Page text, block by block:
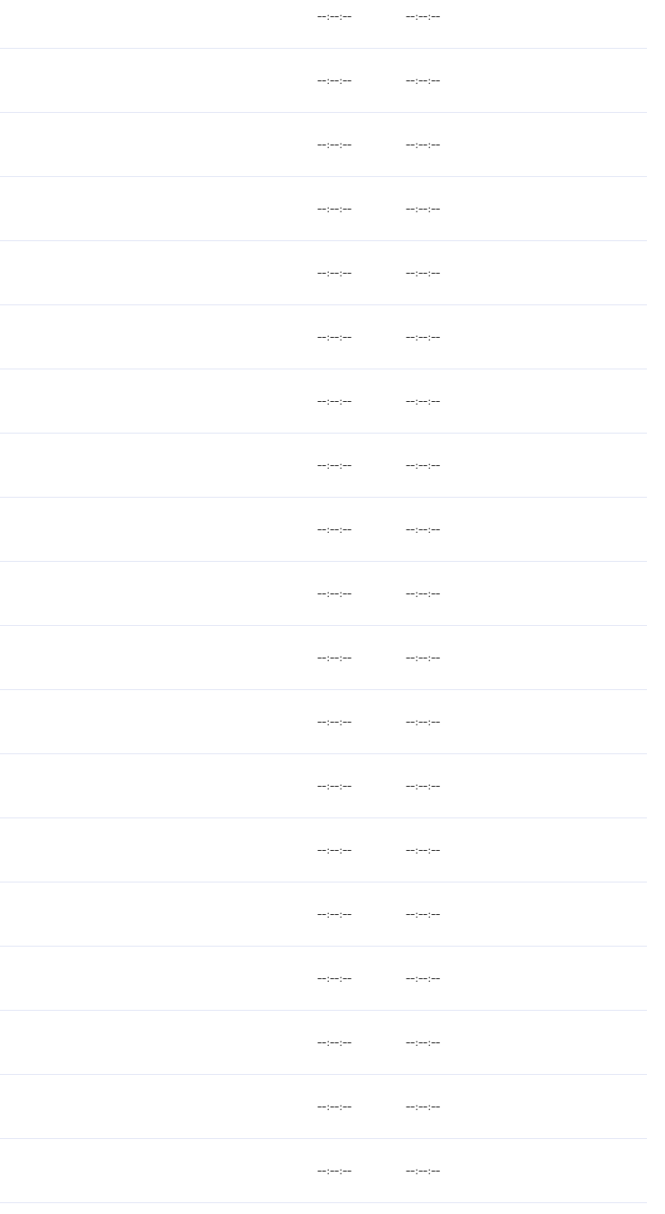
--:--:-- --:--:--
--:--:-- --:--:--
--:--:-- --:--:--
--:--:-- --:--:--
--:--:-- --:--:--
--:--:-- --:--:--
--:--:-- --:--:--
--:--:-- --:--:--
--:--:-- --:--:--
--:--:-- --:--:--
--:--:-- --:--:--
--:--:-- --:--:--
--:--:-- --:--:--
--:--:-- --:--:--
--:--:-- --:--:--
--:--:-- --:--:--
--:--:-- --:--:--
--:--:-- --:--:--
--:--:-- --:--:--